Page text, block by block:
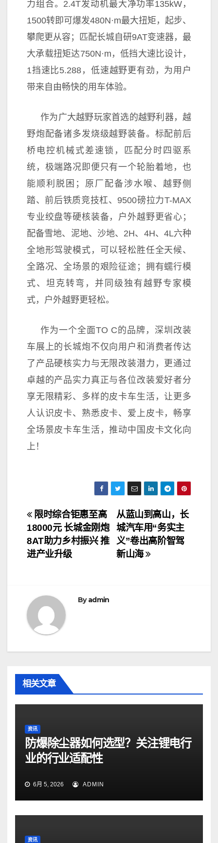
力组合。2.4T发动机最大净功率135kW，
1500转即可爆发480N·m最大扭矩，起步、
攀爬更从容；匹配长城自研9AT变速器，最
大承载扭矩达750N·m，低挡大速比设计，
1挡速比5.288，低速越野更有劲，为用户
带来自由畅快的用车体验。
作为广大越野玩家首选的越野利器，越
野炮配备诸多发烧级越野装备。标配前后
桥电控机械式差速锁，匹配分时四驱系
统，极端路况即便只有一个轮胎着地，也
能顺利脱困；原厂配备涉水喉、越野侧
踏、前后铁质竞技杠、9500磅拉力T-MAX
专业绞盘等硬核装备，户外越野更省心；
配备雪地、泥地、沙地、2H、4H、4L六种
全地形驾驶模式，可以轻松胜任全天候、
全路况、全场景的艰险征途；拥有蠕行模
式、坦克转弯，并同级独有越野专家模
式，户外越野更轻松。
作为一个全面TO C的品牌，深圳改装
车展上的长城炮不仅向用户和消费者传达
了产品硬核实力与无限改装潜力，更通过
卓越的产品实力真正与各位改装爱好者分
享无限精彩、多样的皮卡车生活，让更多
人认识皮卡、熟悉皮卡、爱上皮卡，畅享
全场景皮卡车生活，推动中国皮卡文化向
上！
文
章
导
从蓝山到高山，长
城汽车用“务实主
义”卷出高阶智驾
新山海
限时综合钜惠至高
18000元 长城金刚炮
8AT助力乡村振兴 推
进产业升级
Byadmin
相关文章
资讯
防爆除尘器如何选型？关注锂电行
业的行业适配性
6月 5, 2026 ADMIN
资讯